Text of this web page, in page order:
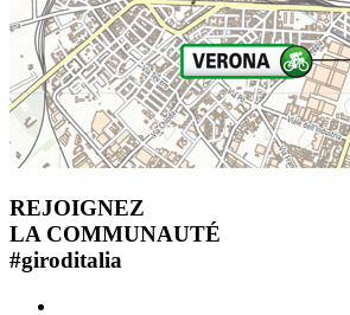
REJOIGNEZ
LA COMMUNAUTÉ
#giroditalia